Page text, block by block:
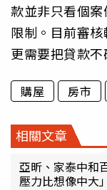
款並非只看個案
限制。目前審
更需要把貸款不
購屋 房市
相關文章
亞昕、家泰中和
壓力比想像中大」